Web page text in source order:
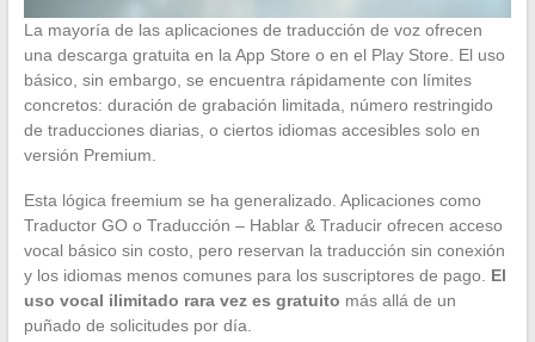
La mayoría de las aplicaciones de traducción de voz ofrecen
una descarga gratuita en la App Store o en el Play Store. El uso
básico, sin embargo, se encuentra rápidamente con límites
concretos: duración de grabación limitada, número restringido
de traducciones diarias, o ciertos idiomas accesibles solo en
versión Premium.
Esta lógica freemium se ha generalizado. Aplicaciones como
Traductor GO o Traducción – Hablar & Traducir ofrecen acceso
vocal básico sin costo, pero reservan la traducción sin conexión
y los idiomas menos comunes para los suscriptores de pago. El
uso vocal ilimitado rara vez es gratuito más allá de un
puñado de solicitudes por día.